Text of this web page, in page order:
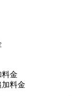
金
料金